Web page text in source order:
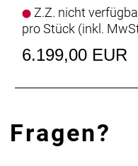
Z.Z. nicht
pro Stück (inkl.
6.199,00 EUR
Fragen?